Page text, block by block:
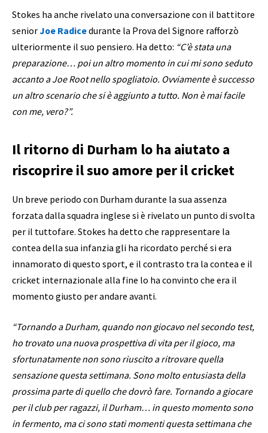
Stokes ha anche rivelato una conversazione con il battitore
seniorJoe Radicedurante la Prova del Signore rafforzò
ulteriormente il suo pensiero. Ha detto: “C’è stata una
preparazione… poi un altro momento in cui mi sono seduto
accanto a Joe Root nello spogliatoio. Ovviamente è successo
un altro scenario che si è aggiunto a tutto. Non è mai facile
con me, vero?”.
Il ritorno di Durham lo ha aiutato a
riscoprire il suo amore per il cricket
Un breve periodo con Durham durante la sua assenza
forzata dalla squadra inglese si è rivelato un punto di svolta
per il tuttofare. Stokes ha detto che rappresentare la
contea della sua infanzia gli ha ricordato perché si era
innamorato di questo sport, e il contrasto tra la contea e il
cricket internazionale alla fine lo ha convinto che era il
momento giusto per andare avanti.
“Tornando a Durham, quando non giocavo nel secondo test,
ho trovato una nuova prospettiva di vita per il gioco, ma
sfortunatamente non sono riuscito a ritrovare quella
sensazione questa settimana. Sono molto entusiasta della
prossima parte di quello che dovrò fare. Tornando a giocare
per il club per ragazzi, il Durham… in questo momento sono
in fermento, ma ci sono stati momenti questa settimana che